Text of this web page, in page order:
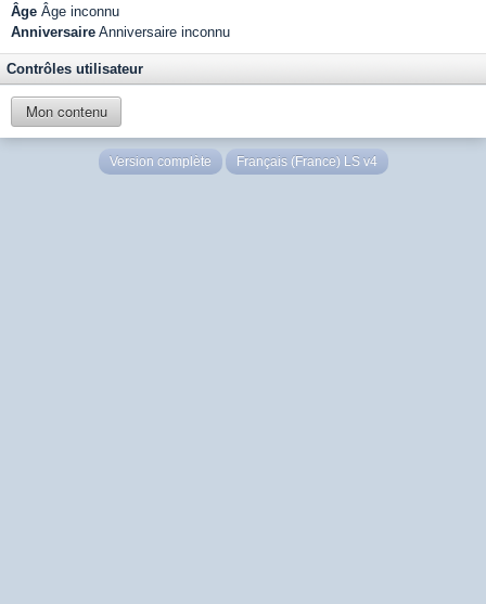
Âge Âge inconnu
Anniversaire Anniversaire inconnu
Contrôles utilisateur
Mon contenu
Version complète Français (France) LS v4